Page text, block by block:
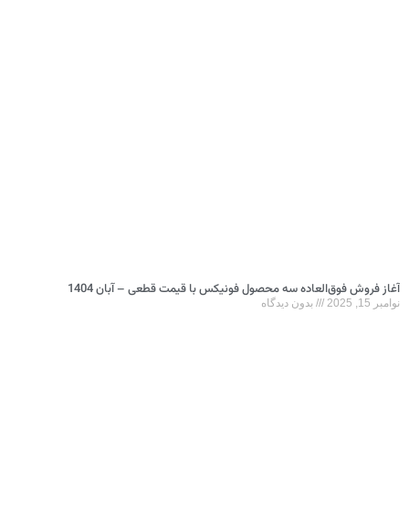
آغاز فروش فوق‌العاده سه محصول فونیکس با قیمت قطعی – آبان 1404
نوامبر 15, 2025 بدون دیدگاه